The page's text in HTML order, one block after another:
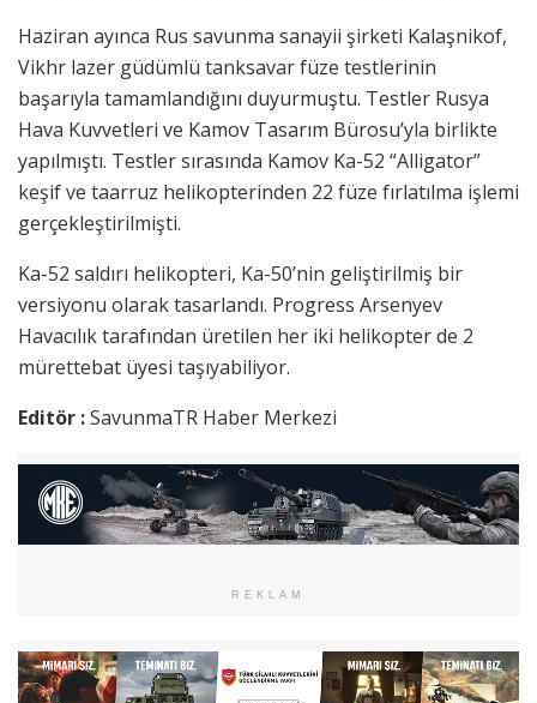
Haziran ayınca Rus savunma sanayii şirketi Kalaşnikof,
Vikhr lazer güdümlü tanksavar füze testlerinin
başarıyla tamamlandığını duyurmuştu. Testler Rusya
Hava Kuvvetleri ve Kamov Tasarım Bürosu’yla birlikte
yapılmıştı. Testler sırasında Kamov Ka-52 “Alligator”
keşif ve taarruz helikopterinden 22 füze fırlatılma işlemi
gerçekleştirilmişti.
Ka-52 saldırı helikopteri, Ka-50’nin geliştirilmiş bir
versiyonu olarak tasarlandı. Progress Arsenyev
Havacılık tarafından üretilen her iki helikopter de 2
mürettebat üyesi taşıyabiliyor.
Editör :SavunmaTR Haber Merkezi
REKLAM